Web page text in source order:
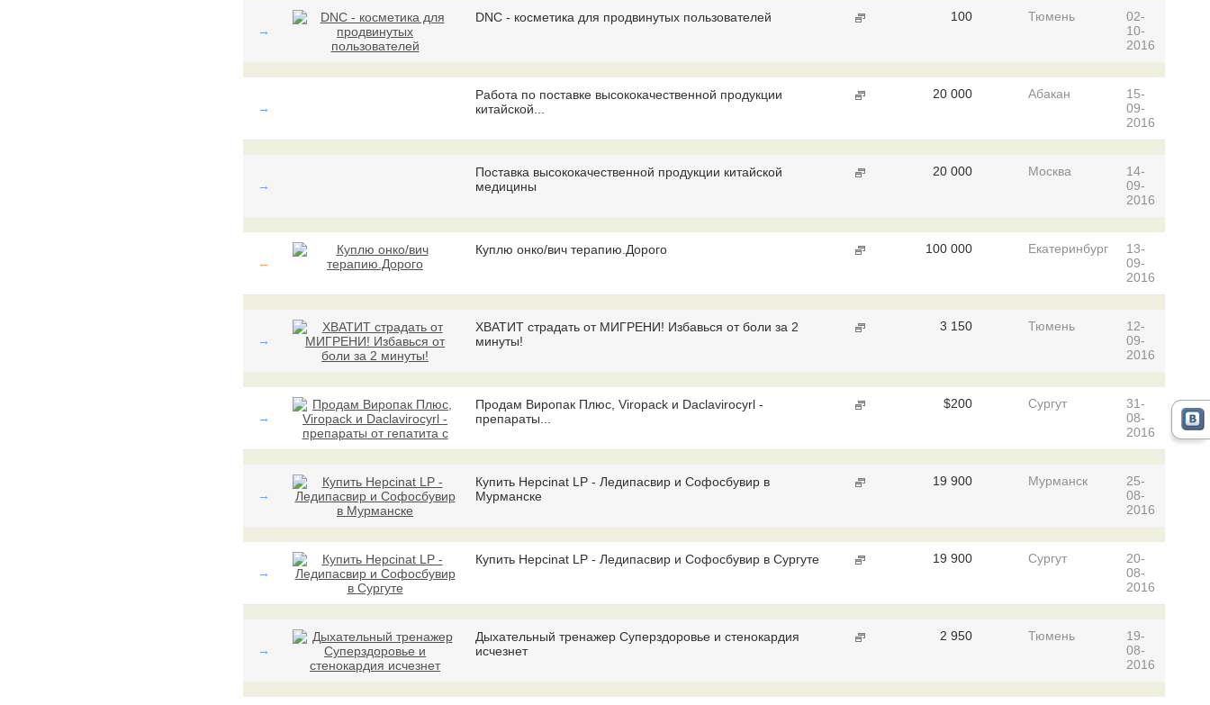
→
DNC - косметика для продвинутых пользователей 100 Тюмень
02-
10-
2016
→
Работа по поставке высококачественной продукции
китайской...
20 000 Абакан
15-
09-
2016
→
Поставка высококачественной продукции китайской
медицины
20 000 Москва
14-
09-
2016
←
Куплю онко/вич терапию.Дорого 100 000 Екатеринбург
13-
09-
2016
→
ХВАТИТ страдать от МИГРЕНИ! Избавься от боли за 2
минуты!
3 150 Тюмень
12-
09-
2016
→
Продам Виропак Плюс, Viropack и Daclavirocyrl -
препараты...
$200 Сургут
31-
08-
2016
→
Купить Hepcinat LP - Ледипасвир и Софосбувир в
Мурманске
19 900 Мурманск
25-
08-
2016
→
Купить Hepcinat LP - Ледипасвир и Софосбувир в Сургуте 19 900 Сургут
20-
08-
2016
→
Дыхательный тренажер Суперздоровье и стенокардия
исчезнет
2 950 Тюмень
19-
08-
2016